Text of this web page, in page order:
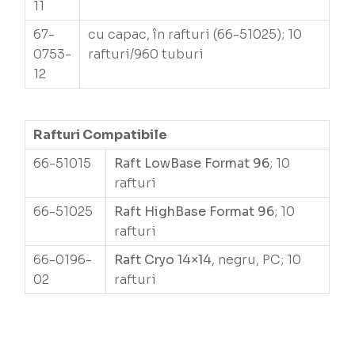
11
67-
0753-
12
cu capac, în rafturi (66-51025); 10
rafturi/960 tuburi
Rafturi Compatibile
66-51015
Raft LowBase Format 96; 10
rafturi
66-51025
Raft HighBase Format 96; 10
rafturi
66-0196-
02
Raft Cryo 14×14, negru, PC; 10
rafturi